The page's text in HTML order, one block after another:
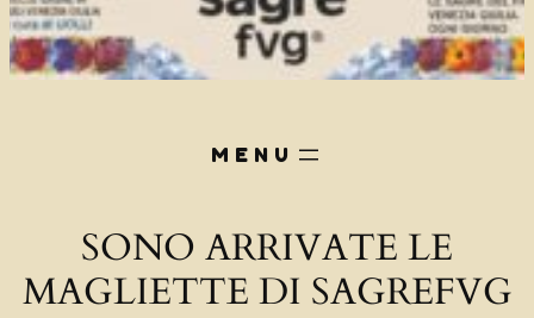
SONO ARRIVATE LE
MAGLIETTE DI SAGREFVG